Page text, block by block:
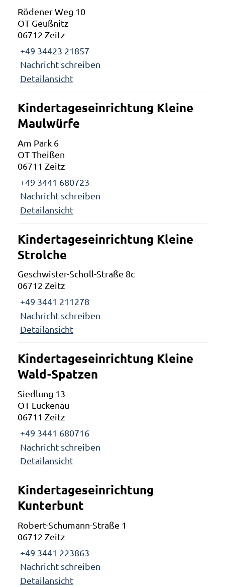
Rödener Weg 10
OT Geußnitz
06712 Zeitz
+49 34423 21857
Nachricht schreiben
Detailansicht
Kindertageseinrichtung Kleine
Maulwürfe
Am Park 6
OT Theißen
06711 Zeitz
+49 3441 680723
Nachricht schreiben
Detailansicht
Kindertageseinrichtung Kleine
Strolche
Geschwister-Scholl-Straße 8c
06712 Zeitz
+49 3441 211278
Nachricht schreiben
Detailansicht
Kindertageseinrichtung Kleine
Wald-Spatzen
Siedlung 13
OT Luckenau
06711 Zeitz
+49 3441 680716
Nachricht schreiben
Detailansicht
Kindertageseinrichtung
Kunterbunt
Robert-Schumann-Straße 1
06712 Zeitz
+49 3441 223863
Nachricht schreiben
Detailansicht